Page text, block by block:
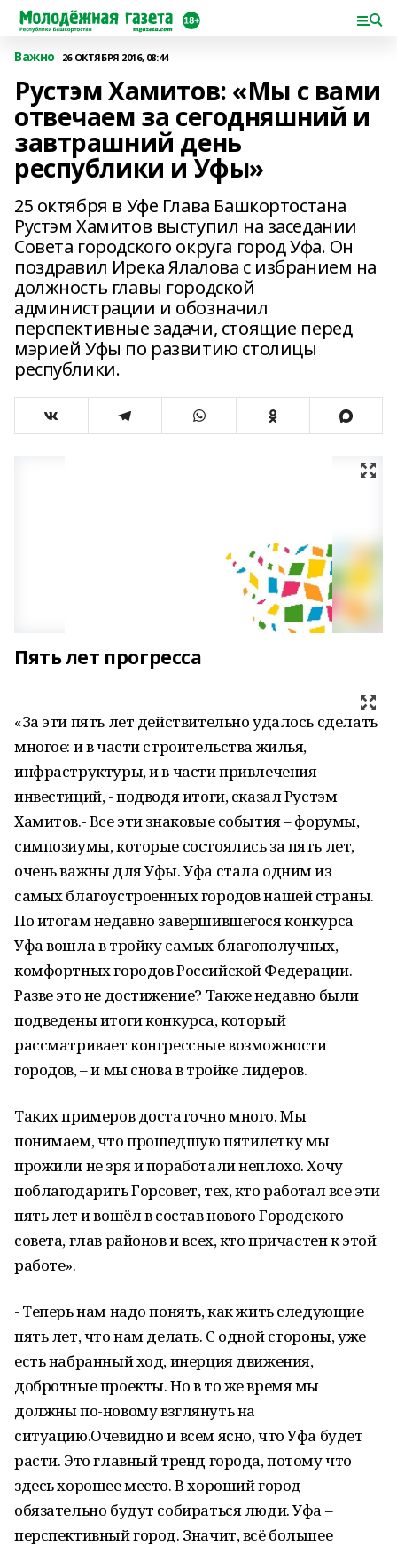
Важно 26 ОКТЯБРЯ 2016, 08:44
Рустэм Хамитов: «Мы с вами
отвечаем за сегодняшний и
завтрашний день
республики и Уфы»
25 октября в Уфе Глава Башкортостана
Рустэм Хамитов выступил на заседании
Совета городского округа город Уфа. Он
поздравил Ирека Ялалова с избранием на
должность главы городской
администрации и обозначил
перспективные задачи, стоящие перед
мэрией Уфы по развитию столицы
республики.
Пять лет прогресса
«За эти пять лет действительно удалось сделать
многое: и в части строительства жилья,
инфраструктуры, и в части привлечения
инвестиций, - подводя итоги, сказал Рустэм
Хамитов.- Все эти знаковые события – форумы,
симпозиумы, которые состоялись за пять лет,
очень важны для Уфы. Уфа стала одним из
самых благоустроенных городов нашей страны.
По итогам недавно завершившегося конкурса
Уфа вошла в тройку самых благополучных,
комфортных городов Российской Федерации.
Разве это не достижение? Также недавно были
подведены итоги конкурса, который
рассматривает конгрессные возможности
городов, – и мы снова в тройке лидеров.
Таких примеров достаточно много. Мы
понимаем, что прошедшую пятилетку мы
прожили не зря и поработали неплохо. Хочу
поблагодарить Горсовет, тех, кто работал все эти
пять лет и вошёл в состав нового Городского
совета, глав районов и всех, кто причастен к этой
работе».
- Теперь нам надо понять, как жить следующие
пять лет, что нам делать. С одной стороны, уже
есть набранный ход, инерция движения,
добротные проекты. Но в то же время мы
должны по-новому взглянуть на
ситуацию.Очевидно и всем ясно, что Уфа будет
расти. Это главный тренд города, потому что
здесь хорошее место. В хороший город
обязательно будут собираться люди. Уфа –
перспективный город. Значит, всё большее